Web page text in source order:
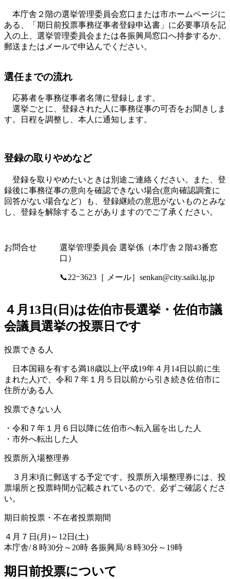
本庁舎２階の選挙管理委員会窓口または市ホームページに
ある、「期日前投票事務従事者登録申込書」に必要事項を記
入の上、選挙管理委員会または各振興局窓口へ持参するか、
郵送またはメールで申込んでください。
選任までの流れ
応募者を事務従事者名簿に登録します。
選挙ごとに、登録された人に事務従事の可否をお聞きしま
す。日程を調整し、本人に通知します。
登録の取りやめなど
登録を取りやめたいときは別途ご連絡ください。また、登
録後に事務従事の意向を確認できない場合(意向確認調査に
回答がない場合など）も、登録継続の意思がないものとみな
し、登録を解除することがありますのでご了承ください。
お問合せ
選挙管理委員会 選挙係（本庁舎２階43番窓
口）
📞22ｰ3623［ メール］senkan@city.saiki.lg.jp
４月13日(日)は佐伯市長選挙・佐伯市議
会議員選挙の投票日です
投票できる人
日本国籍を有する満18歳以上(平成19年４月14日以前に生
まれた人)で、令和７年１月５日以前から引き続き佐伯市に
住所がある人
投票できない人
・令和７年１月６日以降に佐伯市へ転入届を出した人
・市外へ転出した人
投票所入場整理券
３月末頃に郵送する予定です。投票所入場整理券には、投
票場所と投票時間が記載されているので、必ずご確認くださ
い。
期日前投票・不在者投票期間
４月７日(月)～12日(土)
本庁舎/８時30分～20時 各振興局/８時30分～19時
期日前投票について